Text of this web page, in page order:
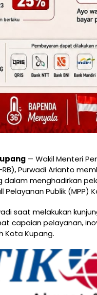
— Wakil Menteri
RB), Purwadi Arianto
dalam menghadirkan
Pelayanan Publik (MPP)
saat melakukan
capaian pelayanan,
Kota Kupang.